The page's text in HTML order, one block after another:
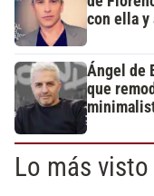
con ella y
Ángel de
que
Lo más visto